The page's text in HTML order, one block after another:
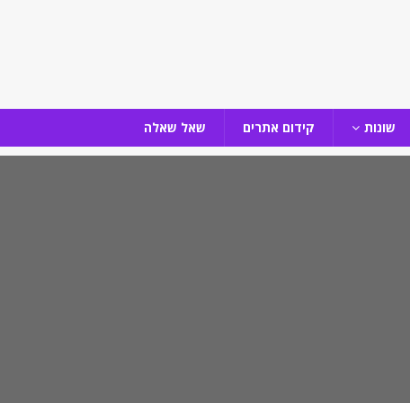
שונות קידום אתרים שאל שאלה